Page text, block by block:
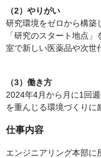
（2）やりがい
研究環境をゼロから構築
「研究のスタート地点
室で新しい医薬品や次世
（3）働き方
2024年4月から月に1回
を重んじる環境づくりに
仕事内容
エンジニアリング本部に